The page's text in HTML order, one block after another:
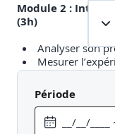
Module 2 :
(3h)
Analyser son
Mesurer
Définir un plan
Module 3 :
potentiels
Période